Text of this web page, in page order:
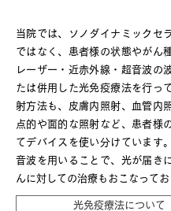
当院では、ソノダイナミックセ
ではなく、患者様の状態やがん
レーザー・近赤外線・超音波の
たは併用した光免疫療法を行っ
射方法も、皮膚内照射、血管内
点的や面的な照射など、患者様
てデバイスを使い分けています
音波を用いることで、光が届き
んに対しての治療もおこなってお
光免疫療法につい